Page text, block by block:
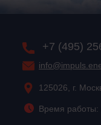
+7 (495)
125026, г.
Время работы: